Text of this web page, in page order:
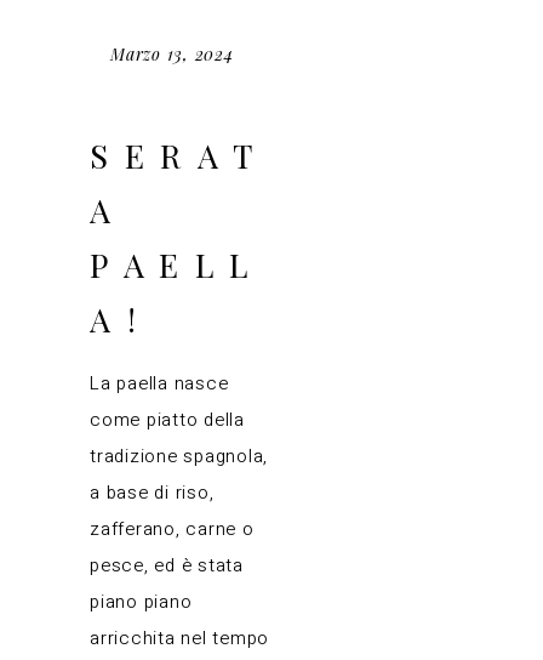
Marzo 13, 2024
SERAT
A
PAELL
A!
La paella nasce
come piatto della
tradizione spagnola,
a base di riso,
zafferano, carne o
pesce, ed è stata
piano piano
arricchita nel tempo